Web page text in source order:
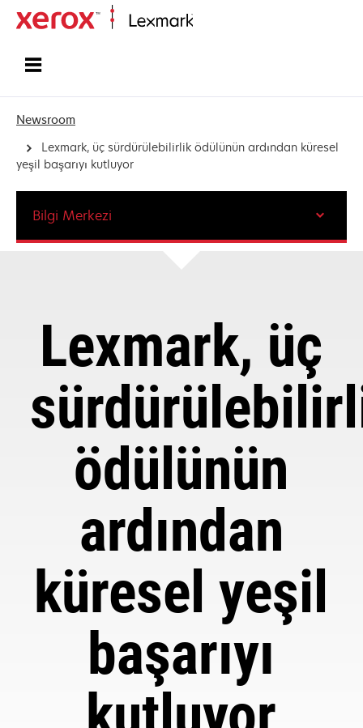
Newsroom
Lexmark, üç sürdürülebilirlik ödülünün ardından küresel
yeşil başarıyı kutluyor
Lexmark, üç
ödülünün
ardından
küresel yeşil
başarıyı
Bilgi Merkezi